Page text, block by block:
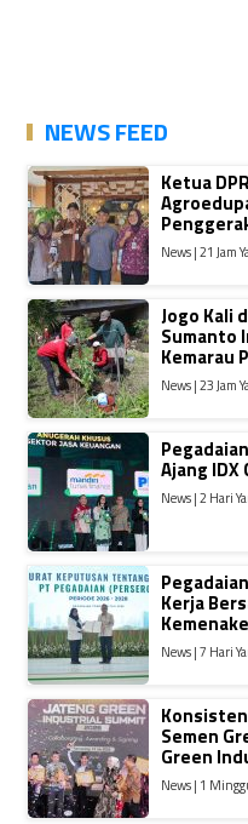
NEWS FEED
Ketua
News | 21 Jam
Jogo Kali
Sumanto
Kemarau
News | 23 Jam
Ajang IDX
News | 2 Hari
Kerja
News | 7 Hari
Semen
Green
News | 1